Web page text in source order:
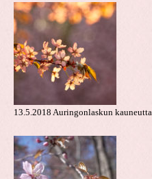
13.5.2018 Auringonlaskun kauneutta